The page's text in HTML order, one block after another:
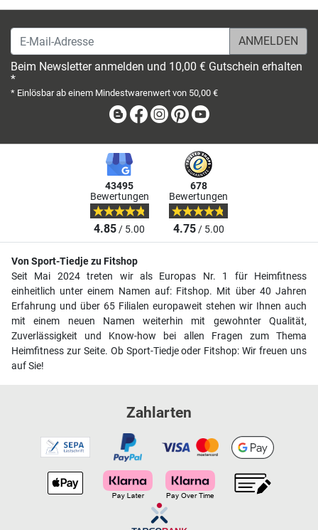
E-Mail-Adresse
Beim Newsletter anmelden und 10,00 € Gutschein erhalten
*
* Einlösbar ab einem Mindestwarenwert von 50,00 €
BlogFacebook
Instagram
Pinterest
43495
Bewertungen
4.85/ 5.00
678
Bewertungen
4.75/ 5.00
Von Sport-Tiedje zu Fitshop
Seit Mai 2024 treten wir als Europas Nr. 1 für Heimfitness
einheitlich unter einem Namen auf: Fitshop. Mit über 40 Jahren
Erfahrung und über 65 Filialen europaweit stehen wir Ihnen auch
mit einem neuen Namen weiterhin mit gewohnter Qualität,
Zuverlässigkeit und Know-how bei allen Fragen zum Thema
Heimfitness zur Seite. Ob Sport-Tiedje oder Fitshop: Wir freuen uns
auf Sie!
Zahlarten